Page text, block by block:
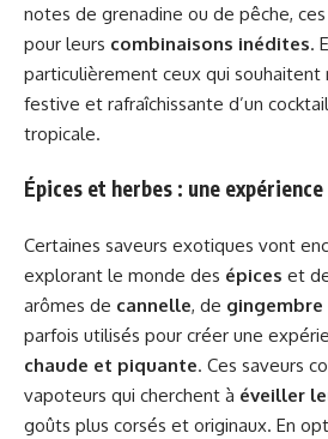
notes de grenadine ou de pêche,
pour leurs combinaisons inédites.
particulièrement ceux qui souhaitent
festive et rafraîchissante d’un
tropicale.
Épices et herbes : une
Certaines saveurs exotiques vont
explorant le monde des épices et
arômes de cannelle, de gingembre
parfois utilisés pour créer une
chaude et piquante. Ces saveurs
vapoteurs qui cherchent à éveiller
goûts plus corsés et originaux. En